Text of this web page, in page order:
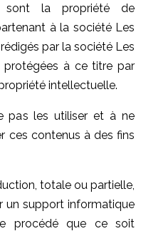
sont la propriété de
à la société Les
par la société Les
protégées à ce titre par
intellectuelle.
pas les utiliser et à ne
ces contenus à des fins
totale ou partielle,
un support informatique
procédé que ce soit